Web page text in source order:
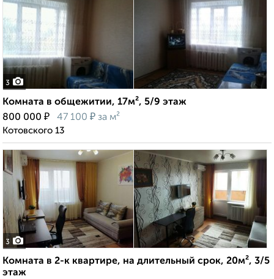
3
Комната в общежитии, 17м², 5/9 этаж
800 000 ₽ 47 100 ₽ за м²
Котовского 13
3
Комната в 2-к квартире, на длительный срок, 20м², 3/5
этаж